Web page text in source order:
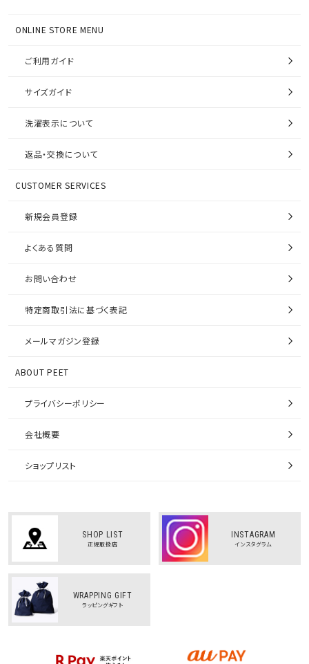
ONLINE STORE MENU
ご利用ガイド
サイズガイド
洗濯表示について
返品・交換について
CUSTOMER SERVICES
新規会員登録
よくある質問
お問い合わせ
特定商取引法に基づく表記
メールマガジン登録
ABOUT PEET
プライバシーポリシー
会社概要
ショップリスト
SHOP LIST
正規取扱店
INSTAGRAM
インスタグラム
WRAPPING GIFT
ラッピングギフト